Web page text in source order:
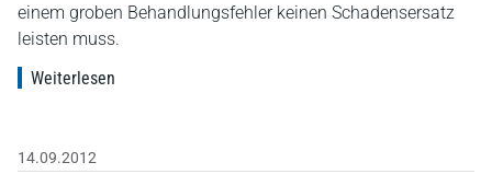
einem groben Behandlungsfehler keinen Schadensersatz
leisten muss.
Weiterlesen
14.09.2012